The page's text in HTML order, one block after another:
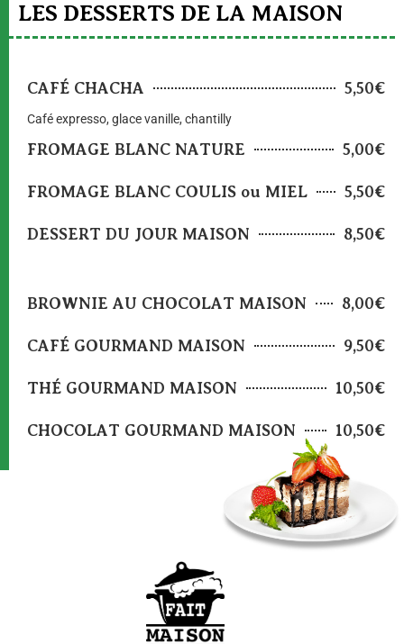
LES DESSERTS DE LA MAISON
CAFÉ CHACHA 5,50€
Café expresso, glace vanille, chantilly
FROMAGE BLANC NATURE 5,00€
FROMAGE BLANC COULIS ou MIEL 5,50€
DESSERT DU JOUR MAISON 8,50€
BROWNIE AU CHOCOLAT MAISON 8,00€
CAFÉ GOURMAND MAISON 9,50€
THÉ GOURMAND MAISON 10,50€
CHOCOLAT GOURMAND MAISON 10,50€